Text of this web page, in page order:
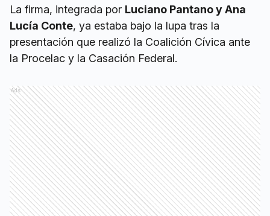
La firma, integrada por Luciano Pantano y Ana
Lucía Conte, ya estaba bajo la lupa tras la
presentación que realizó la Coalición Cívica ante
la Procelac y la Casación Federal.
Ads